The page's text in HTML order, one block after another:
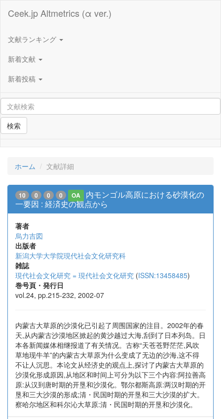
Ceek.jp Altmetrics (α ver.)
文献ランキング
新着文献
新着投稿
検索
ホーム 文献詳細
10 0 0 0 OA
内モンゴル高原における砂漠化の
一要因 : 経済史の観点から
著者
烏力吉図
出版者
新潟大学大学院現代社会文化研究科
雑誌
現代社会文化研究 = 現代社会文化研究 (ISSN:13458485)
巻号頁・発行日
vol.24, pp.215-232, 2002-07
内蒙古大草原的沙漠化已引起了周围国家的注目。2002年的春
天,从内蒙古沙漠地区掀起的黄沙越过大海,刮到了日本列岛。日
本各新闻媒体相继报道了有关情况。古称“天苍苍野茫茫,风吹
草地现牛羊”的内蒙古大草原为什么变成了无边的沙海,这不得
不让人沉思。本论文从经济史的观点上,探讨了内蒙古大草原的
沙漠化形成原因,从地区和时间上可分为以下三个内容:阿拉善高
原:从汉到唐时期的开垦和沙漠化。鄂尔都斯高原:两汉时期的开
垦和三大沙漠的形成;清・民国时期的开垦和三大沙漠的扩大。
察哈尔地区和科尔沁大草原:清・民国时期的开垦和沙漠化。